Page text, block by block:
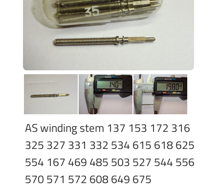
AS winding stem 137 153 172 316
325 327 331 332 534 615 618 625
554 167 469 485 503 527 544 556
570 571 572 608 649 675